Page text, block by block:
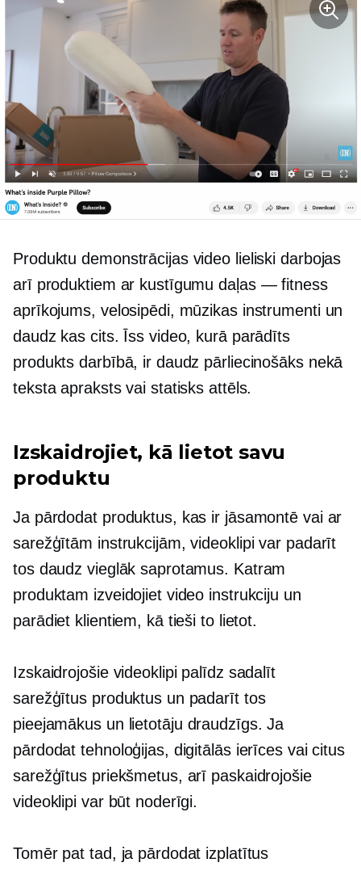
Produktu demonstrācijas video lieliski darbojas
arī produktiem ar kustīgumudaļas — fitness
aprīkojums, velosipēdi, mūzikas instrumenti un
daudz kas cits. Īss video, kurā parādīts
produkts darbībā, ir daudz pārliecinošāks nekā
teksta apraksts vai statisks attēls.
Izskaidrojiet, kā lietot savu
produktu
Ja pārdodat produktus, kas ir jāsamontē vai ar
sarežģītām instrukcijām, videoklipi var padarīt
tos daudz vieglāk saprotamus. Katram
produktam izveidojiet video instrukciju un
parādiet klientiem, kā tieši to lietot.
Izskaidrojošie videoklipi palīdz sadalīt
sarežģītus produktus un padarīt tos
pieejamākus un lietotāju draudzīgs. Ja
pārdodat tehnoloģijas, digitālās ierīces vai citus
sarežģītus priekšmetus, arī paskaidrojošie
videoklipi var būt noderīgi.
Tomēr pat tad, ja pārdodat izplatītus